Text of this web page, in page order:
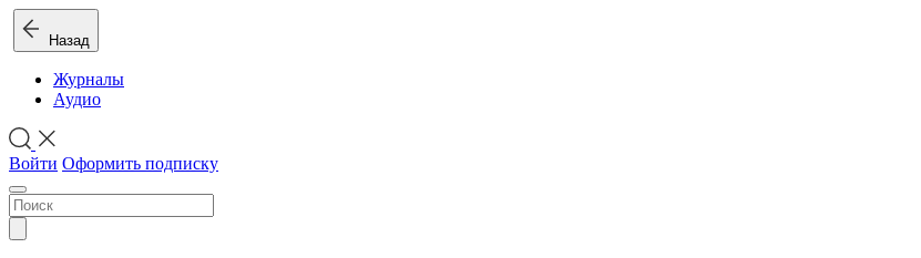
Назад
Журналы
Аудио
Войти Оформить подписку